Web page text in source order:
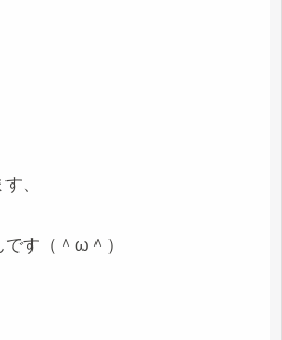
、
す（＾ω＾）